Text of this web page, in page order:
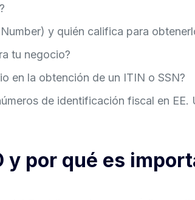
y quién califica para
tu negocio?
en la obtención de un ITIN o SSN?
de identificación fiscal en EE.
y por qué es